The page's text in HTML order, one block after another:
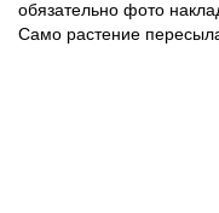
обязательно фото
Само растение